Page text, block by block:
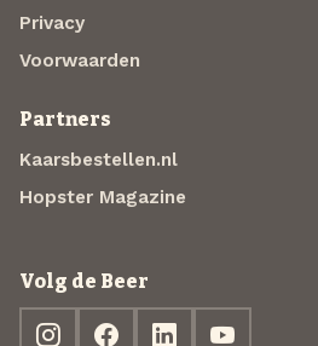
Privacy
Voorwaarden
Partners
Kaarsbestellen.nl
Hopster Magazine
Volg de Beer